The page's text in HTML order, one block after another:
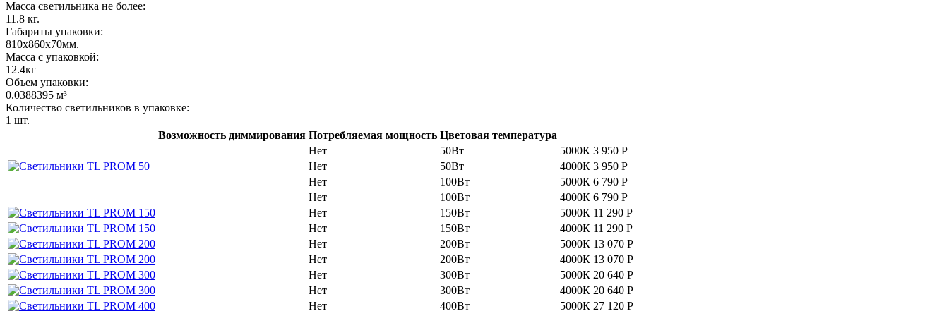
Масса светильника не более:
11.8 кг.
Габариты упаковки:
810x860x70мм.
Масса с упаковкой:
12.4кг
Объем упаковки:
0.0388395 м³
Количество светильников в упаковке:
1 шт.
Возможность диммирования Потребляемая мощность Цветовая температура
Нет
50Вт 5000К 3 950 Р
Нет
50Вт 4000К 3 950 Р
Нет
100Вт 5000К 6 790 Р
Нет
100Вт 4000К 6 790 Р
Нет
150Вт 5000К 11 290 Р
Нет
150Вт 4000К 11 290 Р
Нет
200Вт 5000К 13 070 Р
Нет
200Вт 4000К 13 070 Р
Нет
300Вт 5000К 20 640 Р
Нет
300Вт 4000К 20 640 Р
Нет
400Вт 5000К 27 120 Р